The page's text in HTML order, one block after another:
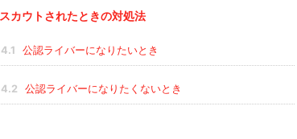
スカウトされたときの対処法
4.1 公認ライバーになりたいとき
4.2 公認ライバーになりたくないとき